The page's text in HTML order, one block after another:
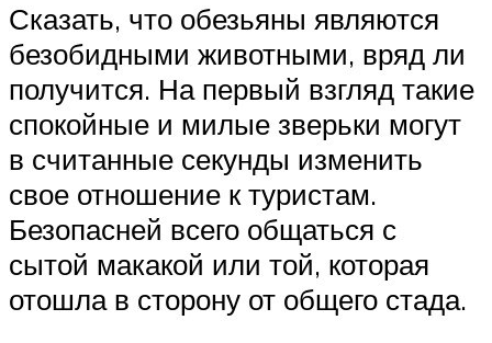
Сказать, что обезьяны являются
безобидными животными, вряд ли
получится. На первый взгляд такие
спокойные и милые зверьки могут
в считанные секунды изменить
свое отношение к туристам.
Безопасней всего общаться с
сытой макакой или той, которая
отошла в сторону от общего стада.